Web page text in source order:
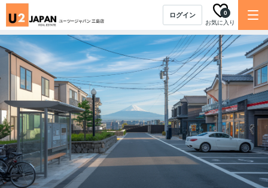
ログイン
お気に入り
0